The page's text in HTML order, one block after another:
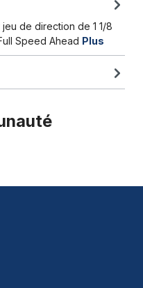
de direction de 1 1/8
Speed Ahead Plus